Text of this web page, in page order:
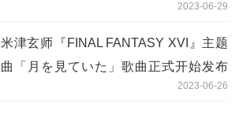
2023-06-29
米津玄师『FINAL FANTASY XVI』主题
曲「月を見ていた」歌曲正式开始发布
以深青色狼为主题的全新封面首次公开
2023-06-26